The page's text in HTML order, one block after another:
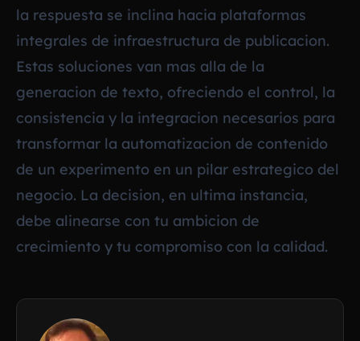
la respuesta se inclina hacia plataformas
integrales de infraestructura de publicacion.
Estas soluciones van mas alla de la
generacion de texto, ofreciendo el control, la
consistencia y la integracion necesarios para
transformar la automatizacion de contenido
de un experimento en un pilar estrategico del
negocio. La decision, en ultima instancia,
debe alinearse con tu ambicion de
crecimiento y tu compromiso con la calidad.